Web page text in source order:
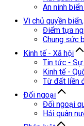
An ninh
Vì chủ quyền
Điểm tựa
Chung sức
Kinh tế - Xã hội
Tin tức - Sự
Kinh tế -
Từ đất liền
Đối ngoại
Đối ngoại
Hải quân